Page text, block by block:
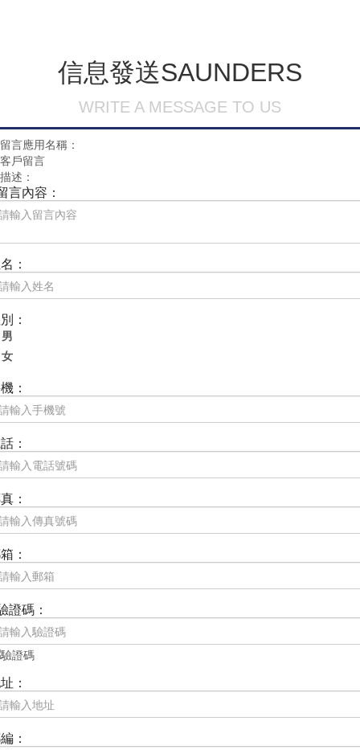
信息發送SAUNDERS
WRITE A MESSAGE TO US
留言應用名稱：
客戶留言
描述：
言內容：
：
：
：
：
：
：
證碼：
：
：